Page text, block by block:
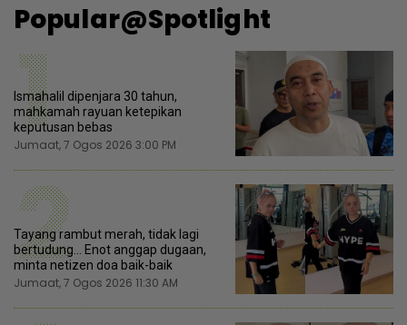
Popular@Spotlight
1
Ismahalil dipenjara 30 tahun,
mahkamah rayuan ketepikan
keputusan bebas
Jumaat, 7 Ogos 2026 3:00 PM
2
Tayang rambut merah, tidak lagi
bertudung... Enot anggap dugaan,
minta netizen doa baik-baik
Jumaat, 7 Ogos 2026 11:30 AM